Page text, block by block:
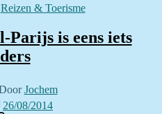
Categorieën
Reizen & Toerisme
Parijs is eens iets
Jochem
26/08/2014